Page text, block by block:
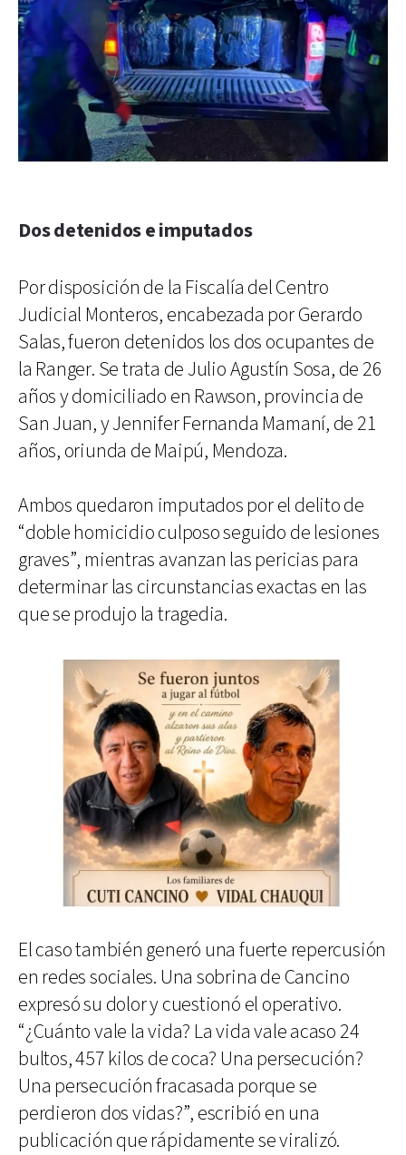
Dos detenidos e imputados
Por disposición de la Fiscalía del Centro
Judicial Monteros, encabezada por Gerardo
Salas, fueron detenidos los dos ocupantes de
la Ranger. Se trata de Julio Agustín Sosa, de 26
años y domiciliado en Rawson, provincia de
San Juan, y Jennifer Fernanda Mamaní, de 21
años, oriunda de Maipú, Mendoza.
Ambos quedaron imputados por el delito de
“doble homicidio culposo seguido de lesiones
graves”, mientras avanzan las pericias para
determinar las circunstancias exactas en las
que se produjo la tragedia.
El caso también generó una fuerte repercusión
en redes sociales. Una sobrina de Cancino
expresó su dolor y cuestionó el operativo.
“¿Cuánto vale la vida? La vida vale acaso 24
bultos, 457 kilos de coca? Una persecución?
Una persecución fracasada porque se
perdieron dos vidas?”, escribió en una
publicación que rápidamente se viralizó.